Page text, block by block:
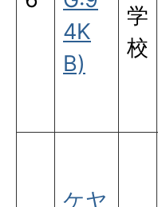
4K
B)
学
校
ケヤ